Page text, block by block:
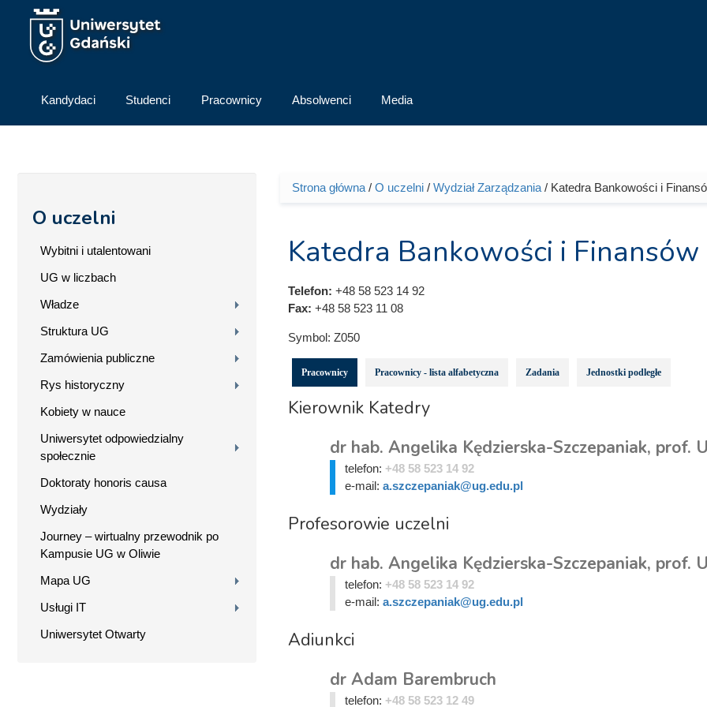
Przejdź do treści
Kandydaci Studenci Pracownicy Absolwenci Media
O uczelni
Wybitni i utalentowani
UG w liczbach
Władze
Struktura UG
Zamówienia publiczne
Rys historyczny
Kobiety w nauce
Uniwersytet odpowiedzialny
społecznie
Doktoraty honoris causa
Wydziały
Journey – wirtualny przewodnik po
Kampusie UG w Oliwie
Mapa UG
Usługi IT
Uniwersytet Otwarty
Jesteś tutaj
Strona główna/ O uczelni/ Wydział Zarządzania/ Katedra Bankowości i
Katedra Bankowości i Finansów
Telefon: +48 58 523 14 92
Fax: +48 58 523 11 08
Symbol: Z050
Pracownicy Pracownicy - lista alfabetyczna Zadania Jednostki podległe
Kierownik Katedry
dr hab. Angelika Kędzierska-Szczepaniak, prof.
telefon: +48 58 523 14 92
e-mail: a.szczepaniak@ug.edu.pl
Profesorowie uczelni
dr hab. Angelika Kędzierska-Szczepaniak, prof.
telefon: +48 58 523 14 92
e-mail: a.szczepaniak@ug.edu.pl
Adiunkci
dr Adam Barembruch
telefon: +48 58 523 12 49